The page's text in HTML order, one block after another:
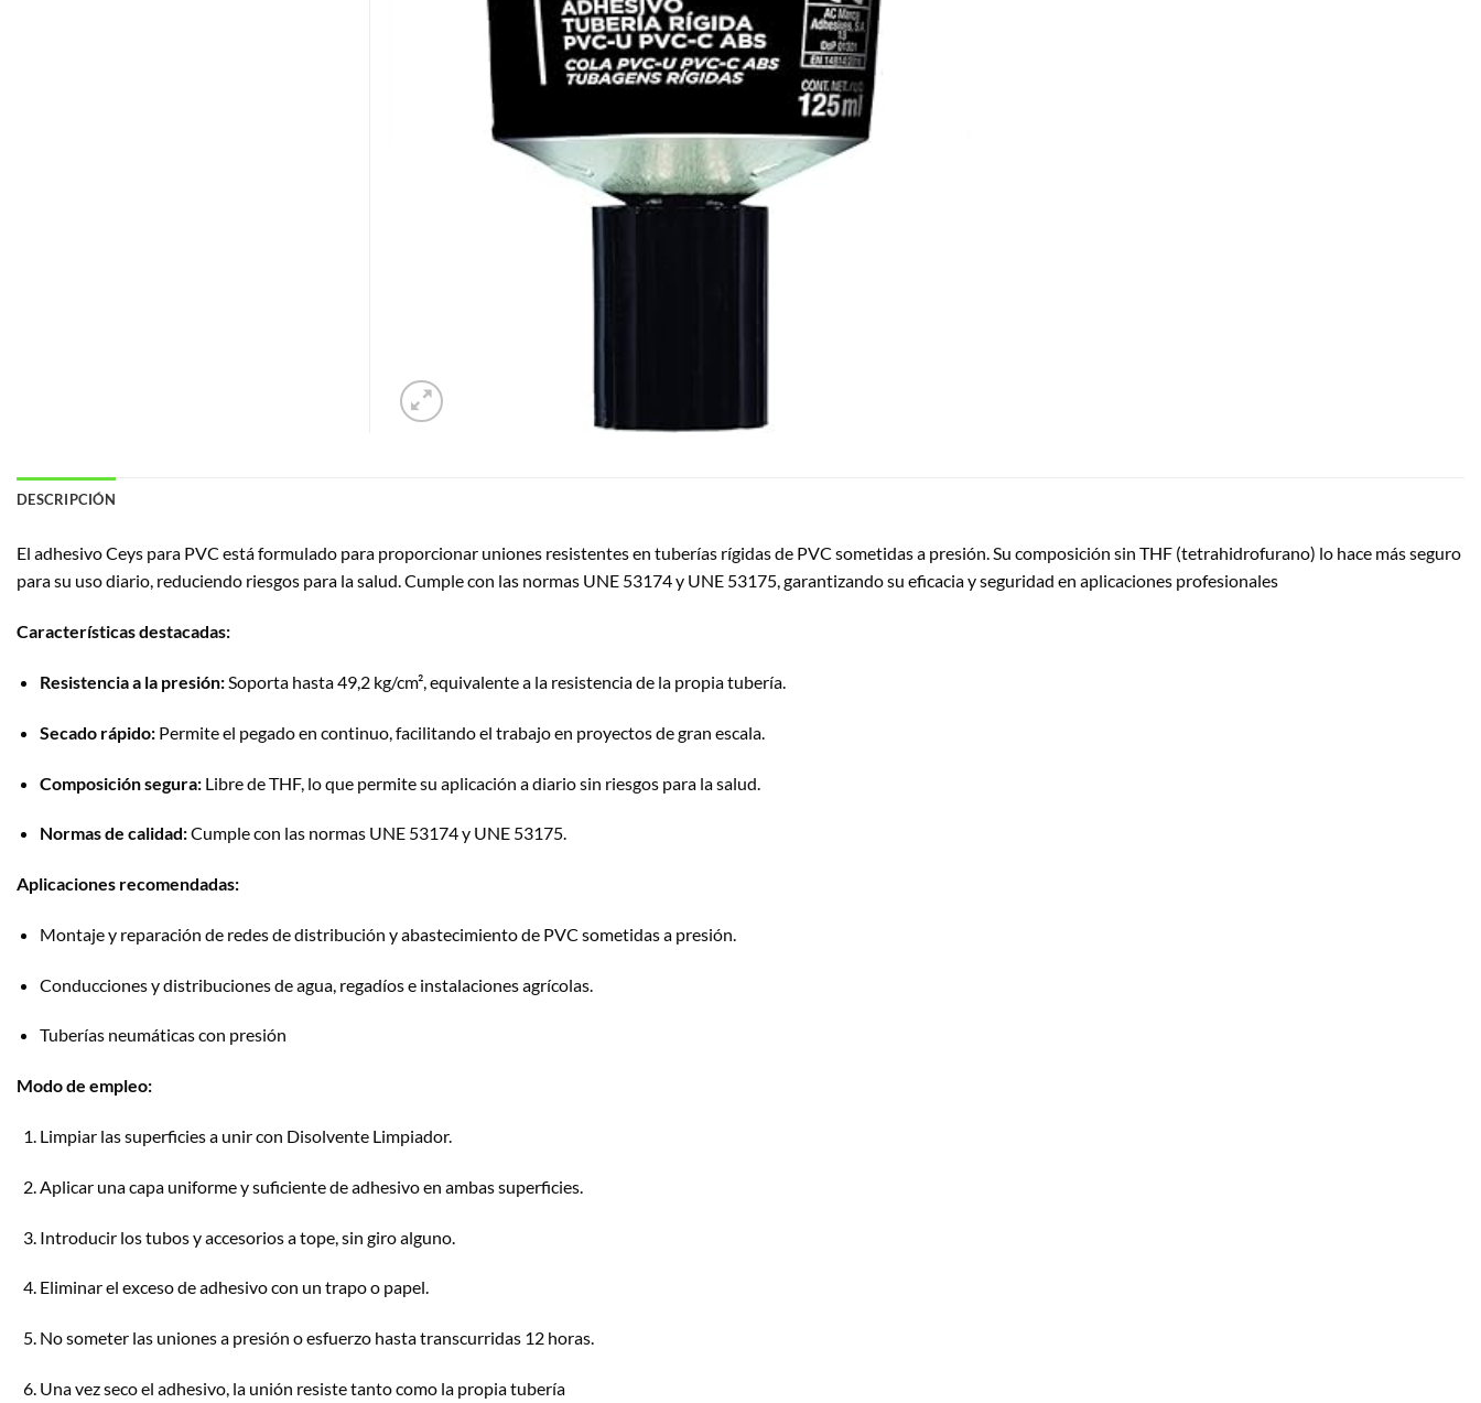
DESCRIPCIÓN
El adhesivo Ceys para PVC está formulado para proporcionar uniones resistentes en tuberías rígidas de PVC sometidas a presión.Su composición sin THF (tetrahidrofurano) lo hace más seguro
para su uso diario, reduciendo riesgos para la salud.Cumple con las normas UNE 53174 y UNE 53175, garantizando su eficacia y seguridad en aplicaciones profesionales
Características destacadas:
Resistencia a la presión:Soporta hasta 49,2 kg/cm², equivalente a la resistencia de la propia tubería.
Secado rápido: Permite el pegado en continuo, facilitando el trabajo en proyectos de gran escala.
Composición segura: Libre de THF, lo que permite su aplicación a diario sin riesgos para la salud.
Normas de calidad:Cumple con las normas UNE 53174 y UNE 53175.
Aplicaciones recomendadas:
Montaje y reparación de redes de distribución y abastecimiento de PVC sometidas a presión.
Conducciones y distribuciones de agua, regadíos e instalaciones agrícolas.
Tuberías neumáticas con presión
Modo de empleo:
Limpiar las superficies a unir con Disolvente Limpiador.
Aplicar una capa uniforme y suficiente de adhesivo en ambas superficies.
Introducir los tubos y accesorios a tope, sin giro alguno.
Eliminar el exceso de adhesivo con un trapo o papel.
No someter las uniones a presión o esfuerzo hasta transcurridas 12 horas.
Una vez seco el adhesivo, la unión resiste tanto como la propia tubería